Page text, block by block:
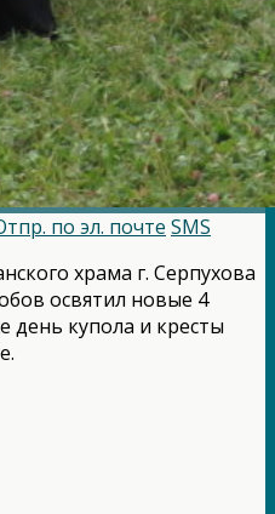
по эл. почте SMS
храма г. Серпухова
освятил новые 4
день купола и кресты